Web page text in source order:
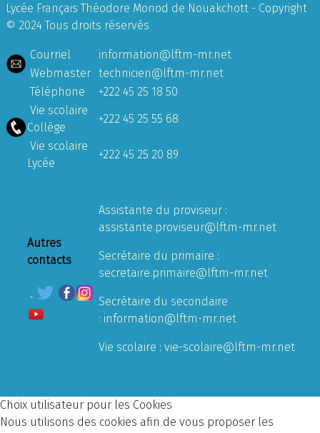
Lycée Français Théodore Monod de Nouakchott - Copyright
© 2024 Tous droits réservés
Courriel
information@lftm-mr.net
Webmaster technicien@lftm-mr.net
Téléphone
+222 45 25 18 50
Vie scolaire
Collège
+222 45 25 55 68
Vie scolaire
Lycée
+222 45 25 20 89
Autres
contacts
Assistante du proviseur :
assistante.proviseur@lftm-mr.net
Secrétaire du primaire :
secretaire.primaire@lftm-mr.net
Secrétaire du secondaire
: information@lftm-mr.net
Vie scolaire : vie-scolaire@lftm-mr.net
Choix utilisateur pour les Cookies
Nous utilisons des cookies afin de vous proposer les